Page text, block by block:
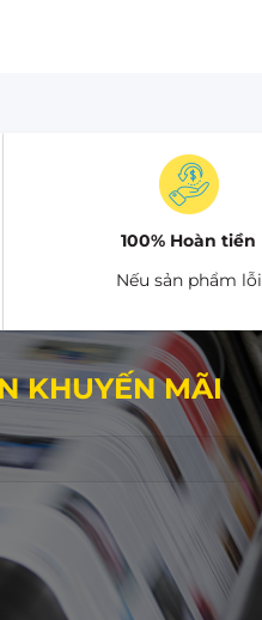
100% Hoàn tiền
Nếu sản phẩm lỗi
KHUYẾN MÃI